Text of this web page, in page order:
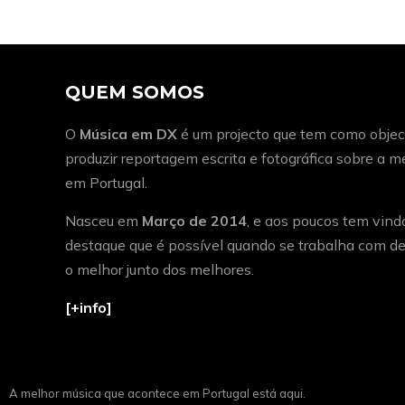
QUEM SOMOS
O Música em DX é um projecto que tem como
produzir reportagem escrita e fotográfica sobre a
em Portugal.
Nasceu em Março de 2014 , e aos poucos tem
destaque que é possível quando se trabalha com
o melhor junto dos melhores.
[+info]
A melhor música que acontece em Portugal está aqui.